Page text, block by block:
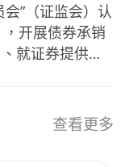
”（证监会）认
开展债券承销
就证券提供意
银行、城商
司 等客户 。
查看更多